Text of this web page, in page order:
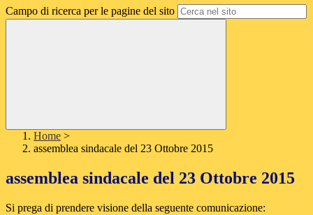
Campo di ricerca per le pagine del sito
Home >
assemblea sindacale del 23 Ottobre 2015
assemblea sindacale del 23 Ottobre 2015
Si prega di prendere visione della seguente comunicazione: